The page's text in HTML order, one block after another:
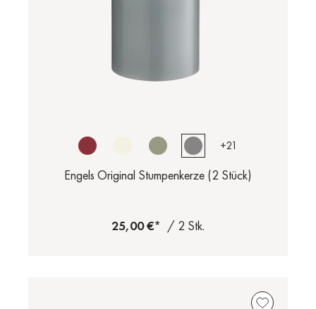
+21
Engels Original Stumpenkerze (2 Stück)
25,00 €* / 2 Stk.